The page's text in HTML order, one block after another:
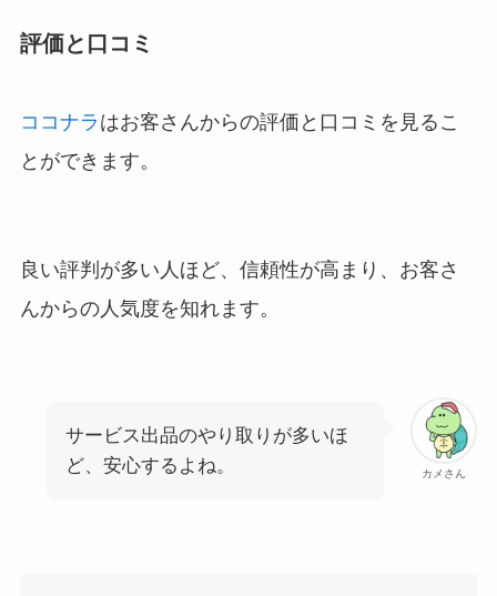
評価と口コミ
ココナラ はお客さんからの評価と口コミを見るこ
とができます。
良い評判が多い人ほど、信頼性が高まり、お客さ
んからの人気度を知れます。
カメさん
サービス出品のやり取りが多いほ
ど、安心するよね。